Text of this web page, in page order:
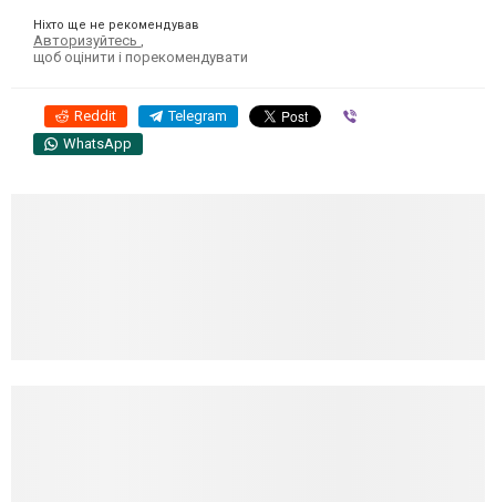
Ніхто ще не рекомендував
Авторизуйтесь ,
щоб оцінити і порекомендувати
Reddit Telegram
WhatsApp